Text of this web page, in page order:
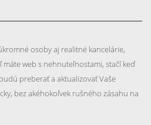
osoby aj realitné kancelárie,
web s nehnuteľnostami, stačí keď
preberať a aktualizovať Vaše
bez akéhokoľvek rušného zásahu na